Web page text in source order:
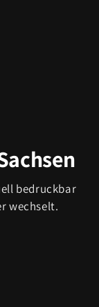
bedruckbar
wechselt.